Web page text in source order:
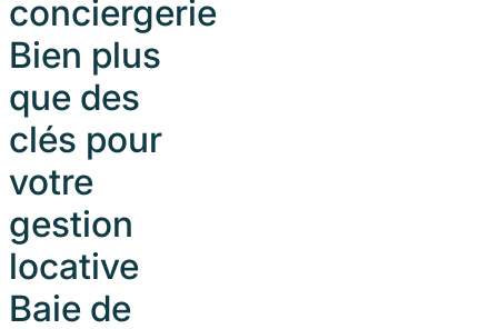
conciergerie
Bien plus
que des
clés pour
votre
gestion
locative
Baie de